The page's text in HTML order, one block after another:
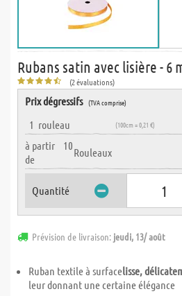
Rubans satin avec lisière - 6
(2 évaluations)
Prix dégressifs (TVA comprise)
1 rouleau (100cm = 0,21 €)
à partir
de
10
Rouleaux
Quantité
Prévision de livraison: jeudi, 13/ août
Ruban textile à surfacelisse,
leur donnant une certaine élégance